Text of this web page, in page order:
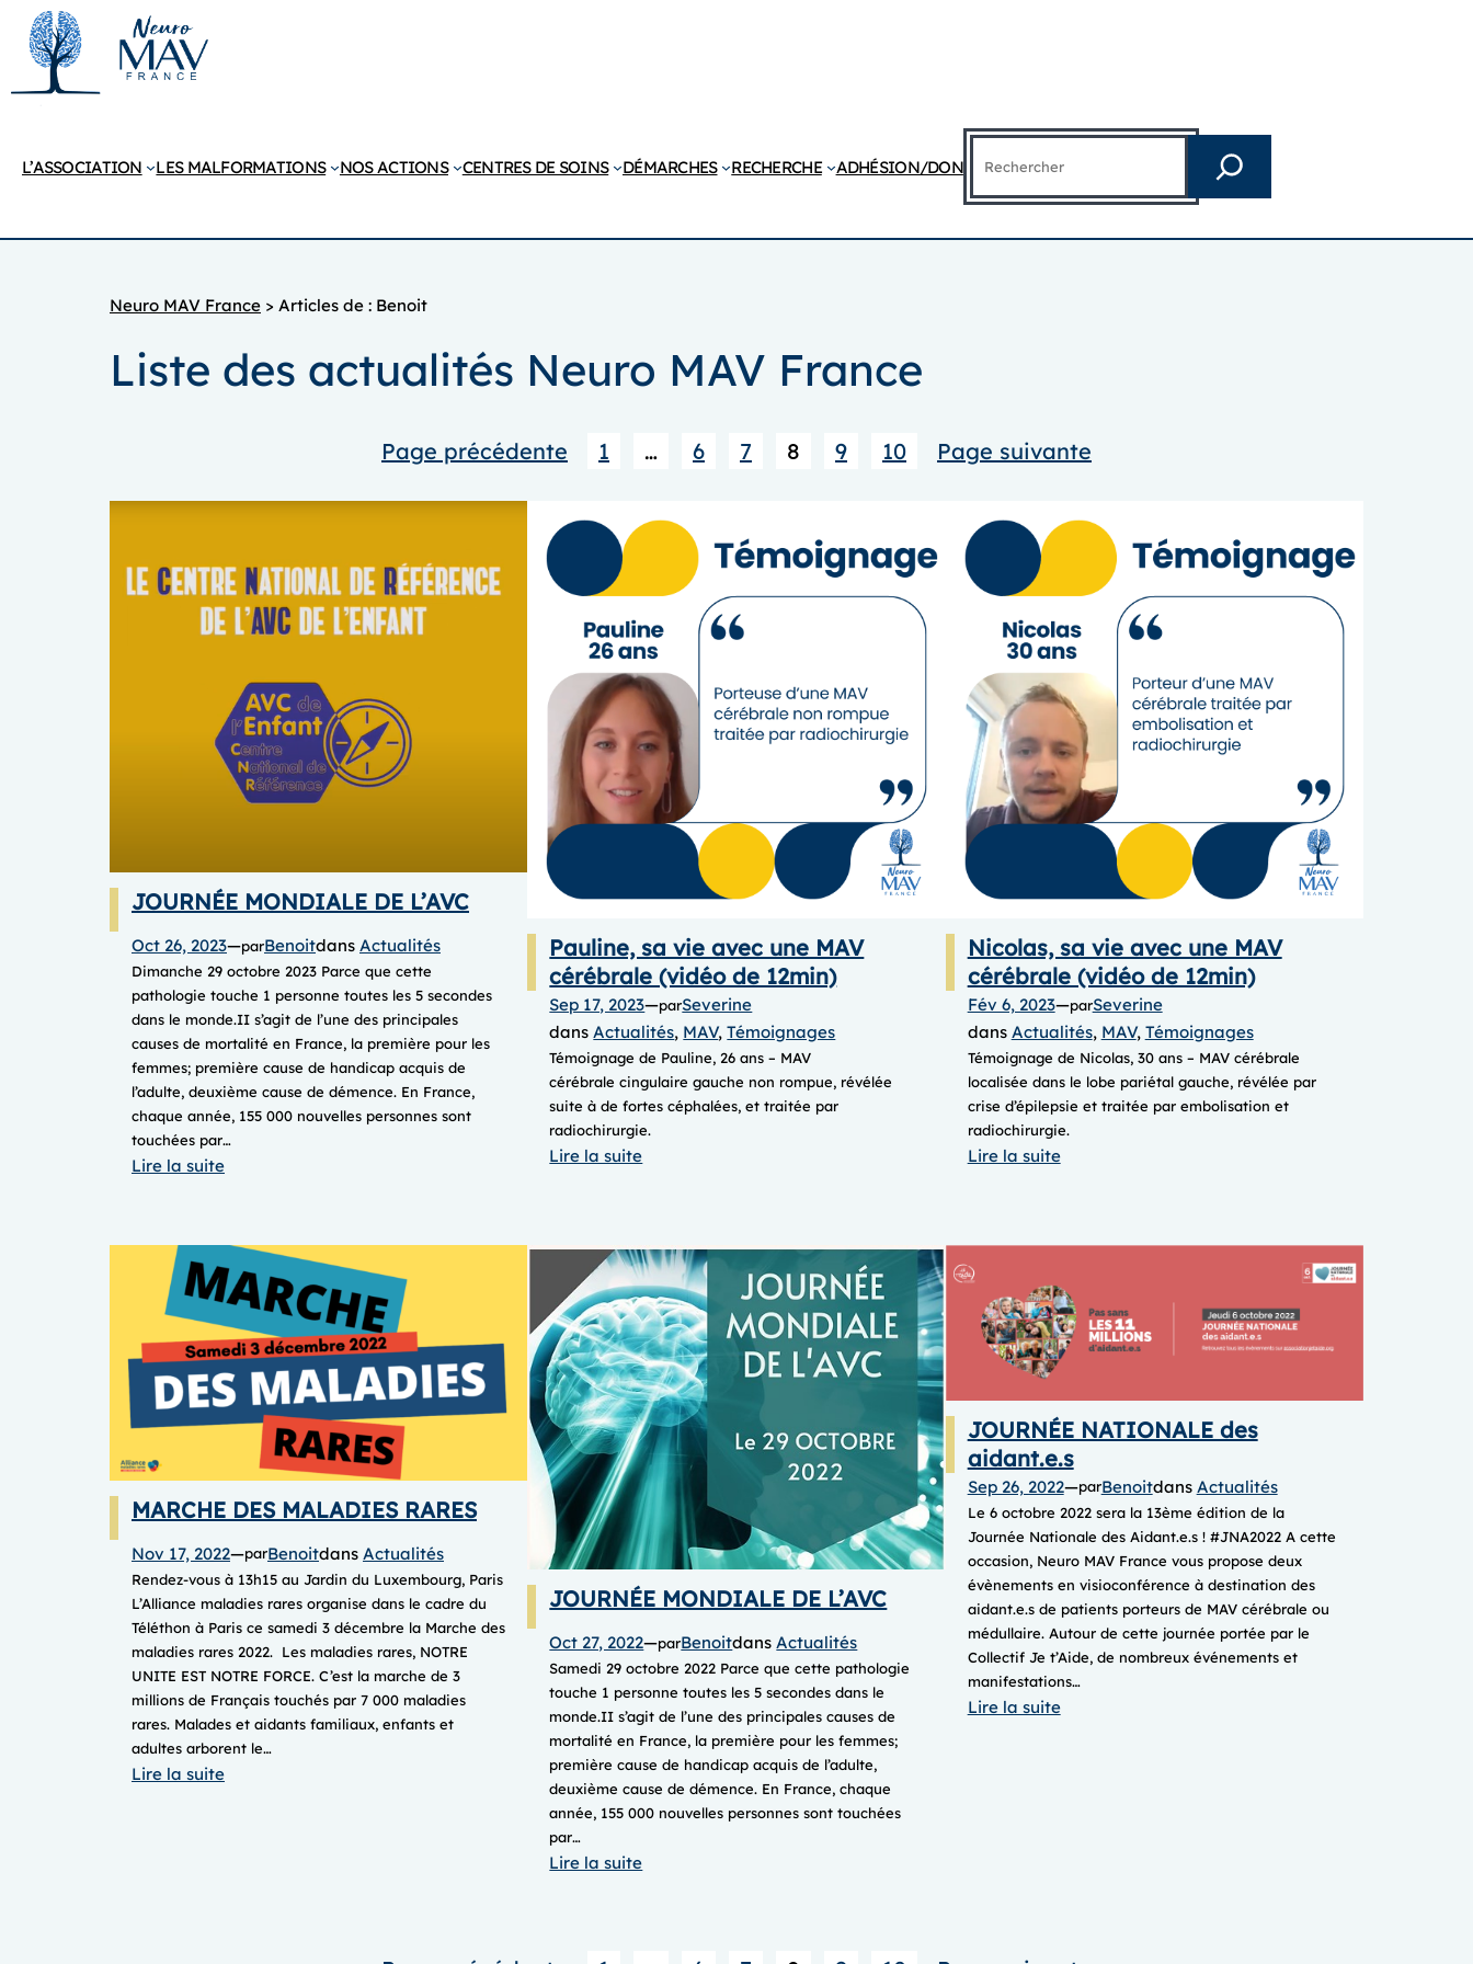
Aller
contenu
L’ASSOCIATION LES MALFORMATIONS NOS ACTIONS CENTRES DE SOINS DÉMARCHES RECHERCHE ADHÉSION/DON
Rechercher
Neuro MAV France > Articles de : Benoit
Liste des actualités Neuro MAV France
Page précédente 1 … 6 7 8 9 10 Page suivante
JOURNÉE MONDIALE DE L’AVC
Oct 26, 2023—parBenoitdans Actualités
Dimanche 29 octobre 2023 Parce que cette
pathologie touche 1 personne toutes les 5 secondes
dans le monde.II s’agit de l’une des principales
causes de mortalité en France, la première pour les
femmes; première cause de handicap acquis de
l’adulte, deuxième cause de démence. En France,
chaque année, 155 000 nouvelles personnes sont
touchées par…
Lire la suite:
DE
L’AVC
Pauline, sa vie avec une MAV
cérébrale (vidéo de 12min)
Sep 17, 2023—parSeverine
dansActualités, MAV, Témoignages
Témoignage de Pauline, 26 ans – MAV
cérébrale cingulaire gauche ​​​​​​non rompue, ​​​révélée
suite à de fortes céphalées, et traitée par
radiochirurgie.
Lire la suite:
avec
une
MAV
cérébrale
(vidéo
de
12min)
Nicolas, sa vie avec une MAV
cérébrale (vidéo de 12min)
Fév 6, 2023—parSeverine
dans Actualités, MAV, Témoignages
Témoignage de Nicolas, 30 ans – MAV cérébrale
localisée dans le lobe pariétal gauche, ​​​révélée par
crise d’épilepsie et traitée par embolisation et
radiochirurgie.
Lire la suite:
une
MAV
cérébrale
de
12min)
MARCHE DES MALADIES RARES
Nov 17, 2022—parBenoitdans Actualités
Rendez-vous à 13h15 au Jardin du Luxembourg, Paris
L’Alliance maladies rares organise dans le cadre du
Téléthon à Paris ce samedi 3 décembre la Marche des
maladies rares 2022. Les maladies rares, NOTRE
UNITE EST NOTRE FORCE. C’est la marche de 3
millions de Français touchés par 7 000 maladies
rares. Malades et aidants familiaux, enfants et
adultes arborent le…
Lire la suite:
JOURNÉE MONDIALE DE L’AVC
Oct 27, 2022—parBenoitdansActualités
Samedi 29 octobre 2022 Parce que cette pathologie
touche 1 personne toutes les 5 secondes dans le
monde.II s’agit de l’une des principales causes de
mortalité en France, la première pour les femmes;
première cause de handicap acquis de l’adulte,
deuxième cause de démence. En France, chaque
année, 155 000 nouvelles personnes sont touchées
par…
Lire la suite:
JOURNÉE NATIONALE des
aidant.e.s
Sep 26, 2022—parBenoitdans Actualités
Le 6 octobre 2022 sera la 13ème édition de la
Journée Nationale des Aidant.e.s ! #JNA2022 A cette
occasion, Neuro MAV France vous propose deux
évènements en visioconférence à destination des
aidant.e.s de patients porteurs de MAV cérébrale ou
médullaire. Autour de cette journée portée par le
Collectif Je t’Aide, de nombreux événements et
manifestations…
Lire la suite: